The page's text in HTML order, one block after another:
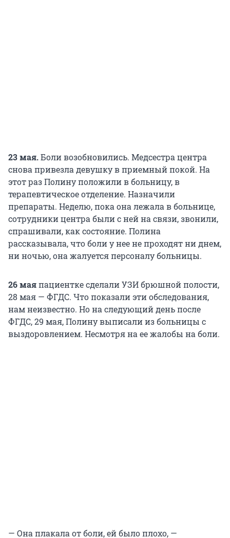
23 мая.Боли возобновились. Медсестра центра
снова привезла девушку в приемный покой. На
этот раз Полину положили в больницу, в
терапевтическое отделение. Назначили
препараты. Неделю, пока она лежала в больнице,
сотрудники центра были с ней на связи, звонили,
спрашивали, как состояние. Полина
рассказывала, что боли у нее не проходят ни днем,
ни ночью, она жалуется персоналу больницы.
26 маяпациентке сделали УЗИ брюшной полости,
28 мая — ФГДС. Что показали эти обследования,
нам неизвестно. Но на следующий день после
ФГДС, 29 мая, Полину выписали из больницы с
выздоровлением. Несмотря на ее жалобы на боли.
— Она плакала от боли, ей было плохо, —